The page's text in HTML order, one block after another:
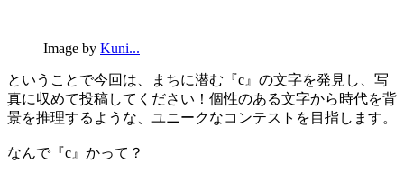
Image by Kuni...
ということで今回は、まちに潜む『c』の文字を発見し、写
真に収めて投稿してください！個性のある文字から時代を背
景を推理するような、ユニークなコンテストを目指します。
なんで『c』かって？